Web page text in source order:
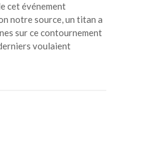
cet événement
notre source, un titan a
sur ce contournement
voulaient